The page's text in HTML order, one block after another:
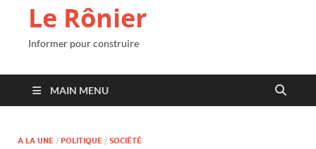
Le Rônier
Informer pour construire
MAIN MENU
A LA UNE / POLITIQUE / SOCIÉTÉ